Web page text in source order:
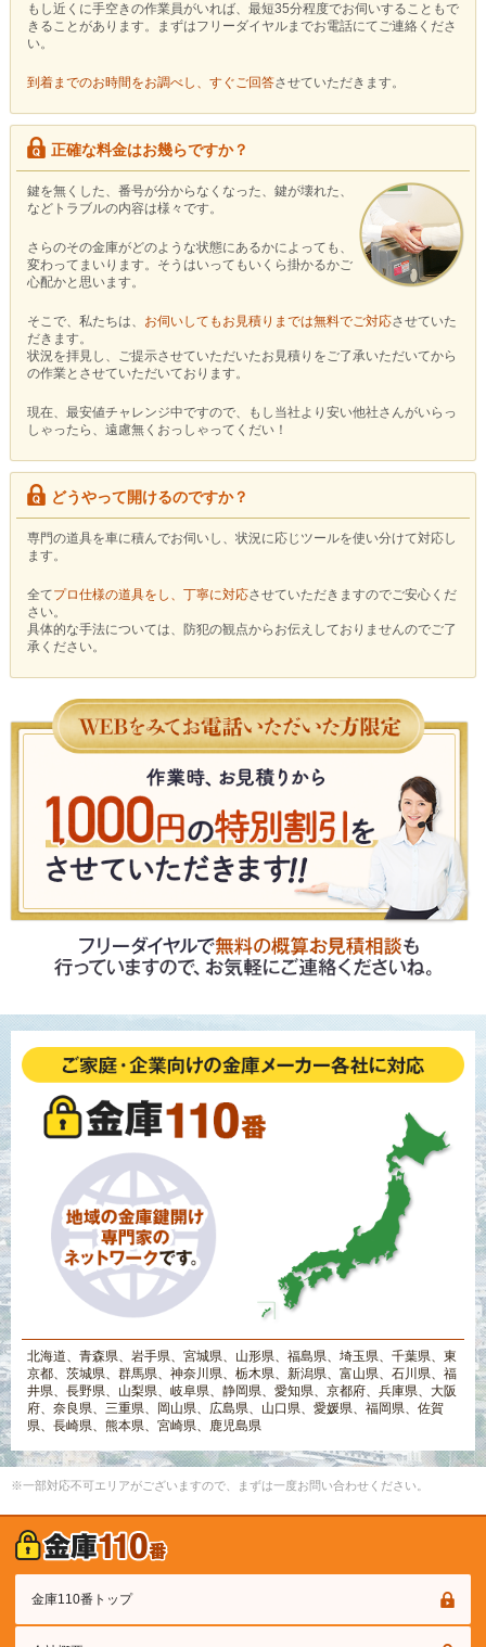
もし近くに手空きの作業員がいれば、最短35分程度でお伺いすることもで
きることがあります。まずはフリーダイヤルまでお電話にてご連絡くださ
い。
到着までのお時間をお調べし、すぐご回答させていただきます。
正確な料金はお幾らですか？
鍵を無くした、番号が分からなくなった、鍵が壊れた、
などトラブルの内容は様々です。
さらのその金庫がどのような状態にあるかによっても、
変わってまいります。そうはいってもいくら掛かるかご
心配かと思います。
そこで、私たちは、 お伺いしてもお見積りまでは無料でご対応させていた
だきます。
状況を拝見し、ご提示させていただいたお見積りをご了承いただいてから
の作業とさせていただいております。
現在、最安値チャレンジ中ですので、もし当社より安い他社さんがいらっ
しゃったら、遠慮無くおっしゃってくだい！
どうやって開けるのですか？
専門の道具を車に積んでお伺いし、状況に応じツールを使い分けて対応し
ます。
全てプロ仕様の道具をし、丁寧に対応させていただきますのでご安心くだ
さい。
具体的な手法については、防犯の観点からお伝えしておりませんのでご了
承ください。
北海道、青森県、岩手県、宮城県、山形県、福島県、埼玉県、千葉県、東
京都、茨城県、群馬県、神奈川県、栃木県、新潟県、富山県、石川県、福
井県、長野県、山梨県、岐阜県、静岡県、愛知県、京都府、兵庫県、大阪
府、奈良県、三重県、岡山県、広島県、山口県、愛媛県、福岡県、佐賀
県、長崎県、熊本県、宮崎県、鹿児島県
※一部対応不可エリアがございますので、まずは一度お問い合わせください。
金庫110番トップ